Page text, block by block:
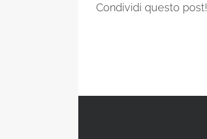
Condividi questo post!